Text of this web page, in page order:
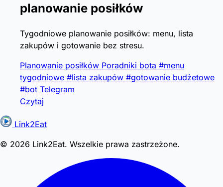
planowanie posiłków
Tygodniowe planowanie posiłków: menu, lista
zakupów i gotowanie bez stresu.
Planowanie posiłków Poradniki bota #menu
tygodniowe #lista zakupów #gotowanie budżetowe
#bot Telegram
Czytaj
Link2Eat
© 2026 Link2Eat. Wszelkie prawa zastrzeżone.